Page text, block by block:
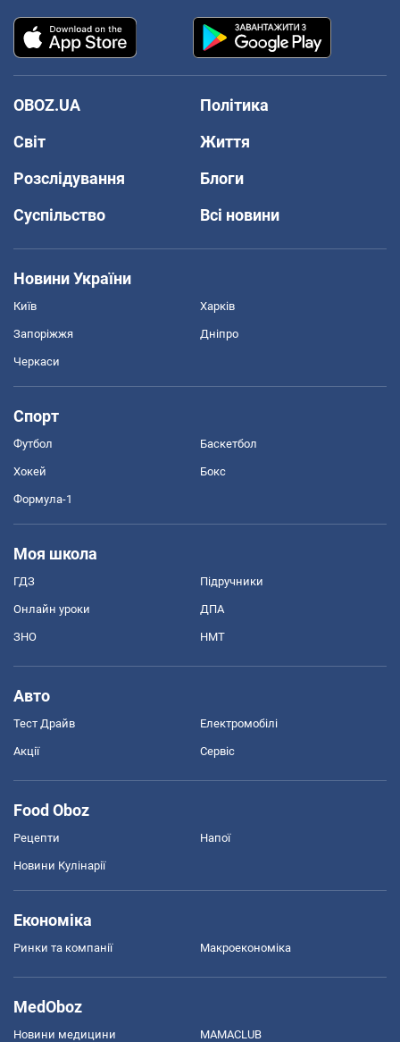
OBOZ.UA
Політика
Світ
Життя
Розслідування
Блоги
Суспільство
Всі новини
Новини України
Київ Харків
Запоріжжя Дніпро
Черкаси
Спорт
Футбол Баскетбол
Хокей Бокс
Формула-1
Моя школа
ГДЗ Підручники
Онлайн уроки ДПА
ЗНО НМТ
Авто
Тест Драйв Електромобілі
Акції Сервіс
Food Oboz
Рецепти Напої
Новини Кулінарії
Економіка
Ринки та компанії Макроекономіка
MedOboz
Новини медицини MAMACLUB